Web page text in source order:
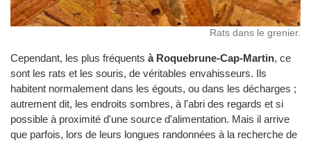
Rats dans le grenier.
Cependant, les plus fréquents à Roquebrune-Cap-Martin, ce
sont les rats et les souris, de véritables envahisseurs. Ils
habitent normalement dans les égouts, ou dans les décharges ;
autrement dit, les endroits sombres, à l'abri des regards et si
possible à proximité d'une source d'alimentation. Mais il arrive
que parfois, lors de leurs longues randonnées à la recherche de